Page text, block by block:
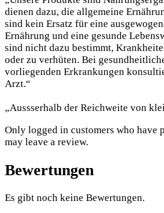
dienen dazu, die allgemeine
sind kein Ersatz für eine
Ernährung und eine gesunde
sind nicht dazu bestimmt,
oder zu verhüten. Bei
vorliegenden Erkrankungen
Arzt.“
„Aussserhalb der Reichweite von
Only logged in customers who have
may leave a review.
Bewertungen
Es gibt noch keine Bewertungen.